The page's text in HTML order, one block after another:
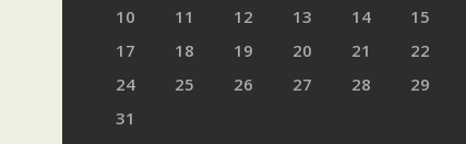
10
11 12 13 14 15
17
18 19 20 21 22
24
25 26 27 28 29
31